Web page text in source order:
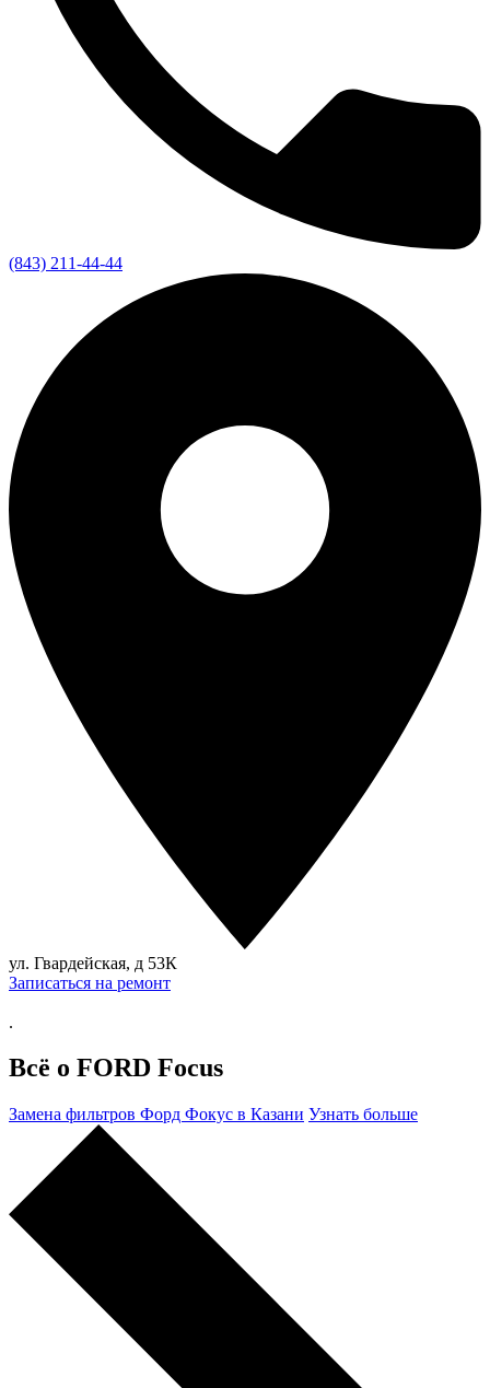
(843) 211-44-44
ул. Гвардейская, д 53К
Записаться на ремонт
.
Всё о FORD Focus
Замена фильтров Форд Фокус в Казани Узнать больше